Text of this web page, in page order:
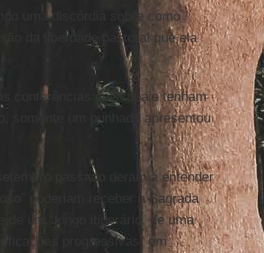
uma discórdia sobre como
da liberdade pastoral que ela
conferências episcopais tenham
somente um punhado apresentou
passado deram a entender
poderiam receber a Sagrada
de um “longo itinerário, de uma
progressivas” em